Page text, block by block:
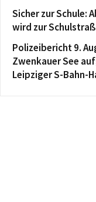
Sicher zur Schule:
wird zur
Polizeibericht 9.
Zwenkauer See
Leipziger S-Bahn-